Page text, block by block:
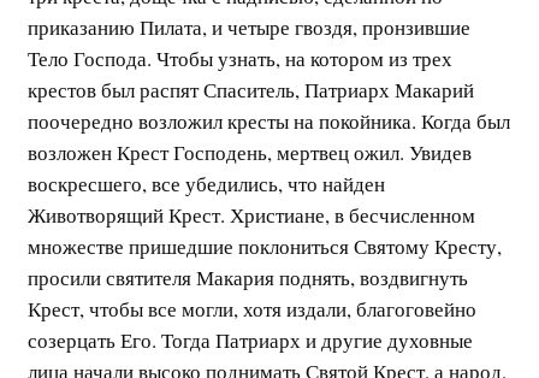
приказанию Пилата, и четыре гвоздя, пронзившие
Тело Господа. Чтобы узнать, на котором из трех
крестов был распят Спаситель, Патриарх Макарий
поочередно возложил кресты на покойника. Когда был
возложен Крест Господень, мертвец ожил. Увидев
воскресшего, все убедились, что найден
Животворящий Крест. Христиане, в бесчисленном
множестве пришедшие поклониться Святому Кресту,
просили святителя Макария поднять, воздвигнуть
Крест, чтобы все могли, хотя издали, благоговейно
созерцать Его. Тогда Патриарх и другие духовные
лица начали высоко поднимать Святой Крест, а народ,